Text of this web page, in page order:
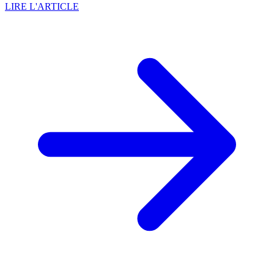
LIRE L'ARTICLE